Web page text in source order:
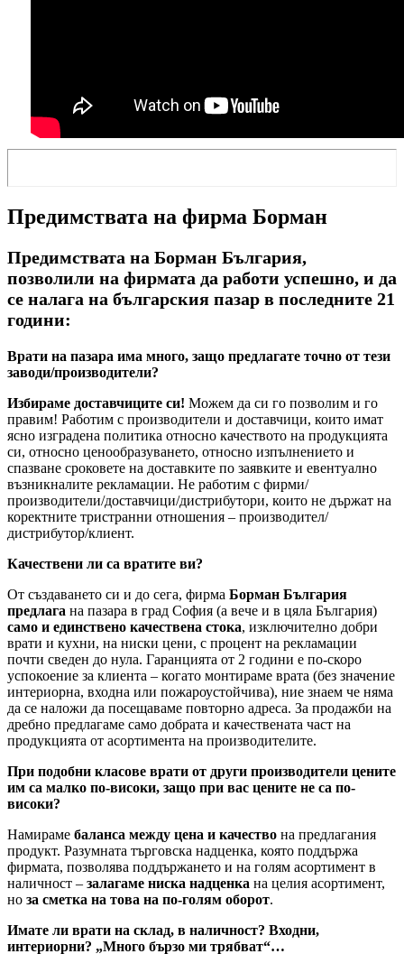
Предимствата на фирма Борман
Предимствата на Борман България,
позволили на фирмата да работи успешно, и да
се налага на българския пазар в последните 21
години:
Врати на пазара има много, защо предлагате точно от тези
заводи/производители?
Избираме доставчиците си! Можем да си го позволим и го
правим! Работим с производители и доставчици, които имат
ясно изградена политика относно качеството на продукцията
си, относно ценообразуването, относно изпълнението и
спазване сроковете на доставките по заявките и евентуално
възникналите рекламации. Не работим с фирми/
производители/доставчици/дистрибутори, които не държат на
коректните тристранни отношения – производител/
дистрибутор/клиент.
Качествени ли са вратите ви?
От създаването си и до сега, фирма Борман България
предлага на пазара в град София (а вече и в цяла България)
само и единствено качествена стока, изключително добри
врати и кухни, на ниски цени, с процент на рекламации
почти сведен до нула. Гаранцията от 2 години е по-скоро
успокоение за клиента – когато монтираме врата (без значение
интериорна, входна или пожароустойчива), ние знаем че няма
да се наложи да посещаваме повторно адреса. За продажби на
дребно предлагаме само добрата и качествената част на
продукцията от асортимента на производителите.
При подобни класове врати от други производители цените
им са малко по-високи, защо при вас цените не са по-
високи?
Намираме баланса между цена и качество на предлагания
продукт. Разумната търговска надценка, която поддържа
фирмата, позволява поддържането и на голям асортимент в
наличност – залагаме ниска надценка на целия асортимент,
но за сметка на това на по-голям оборот.
Имате ли врати на склад, в наличност? Входни,
интериорни? „Много бързо ми трябват“…